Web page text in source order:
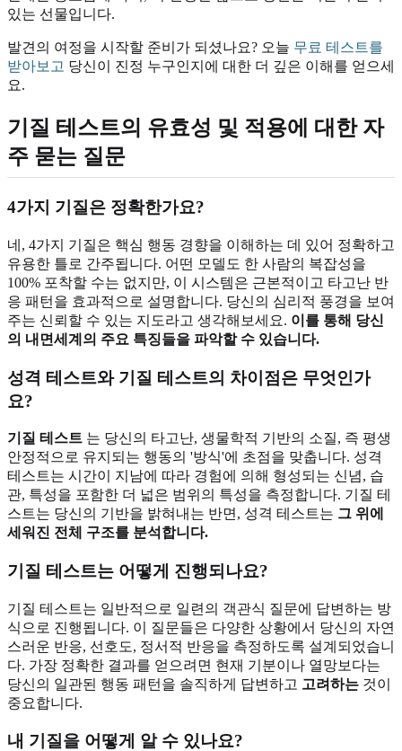
있는 선물입니다.
발견의 여정을 시작할 준비가 되셨나요? 오늘 무료 테스트를
받아보고 당신이 진정 누구인지에 대한 더 깊은 이해를 얻으세
요.
기질 테스트의 유효성 및 적용에 대한 자
주 묻는 질문
4가지 기질은 정확한가요?
네, 4가지 기질은 핵심 행동 경향을 이해하는 데 있어 정확하고
유용한 틀로 간주됩니다. 어떤 모델도 한 사람의 복잡성을
100% 포착할 수는 없지만, 이 시스템은 근본적이고 타고난 반
응 패턴을 효과적으로 설명합니다. 당신의 심리적 풍경을 보여
주는 신뢰할 수 있는 지도라고 생각해보세요. 이를 통해 당신
의 내면세계의 주요 특징들을 파악할 수 있습니다.
성격 테스트와 기질 테스트의 차이점은 무엇인가
요?
기질 테스트 는 당신의 타고난, 생물학적 기반의 소질, 즉 평생
안정적으로 유지되는 행동의 '방식'에 초점을 맞춥니다. 성격
테스트는 시간이 지남에 따라 경험에 의해 형성되는 신념, 습
관, 특성을 포함한 더 넓은 범위의 특성을 측정합니다. 기질 테
스트는 당신의 기반을 밝혀내는 반면, 성격 테스트는 그 위에
세워진 전체 구조를 분석합니다.
기질 테스트는 어떻게 진행되나요?
기질 테스트는 일반적으로 일련의 객관식 질문에 답변하는 방
식으로 진행됩니다. 이 질문들은 다양한 상황에서 당신의 자연
스러운 반응, 선호도, 정서적 반응을 측정하도록 설계되었습니
다. 가장 정확한 결과를 얻으려면 현재 기분이나 열망보다는
당신의 일관된 행동 패턴을 솔직하게 답변하고 고려하는 것이
중요합니다.
내 기질을 어떻게 알 수 있나요?